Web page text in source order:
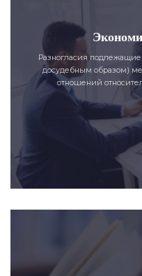
Разногласия
досудебным образом)
отношений